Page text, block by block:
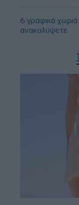
6 γραφικά
ανακαλύψετε